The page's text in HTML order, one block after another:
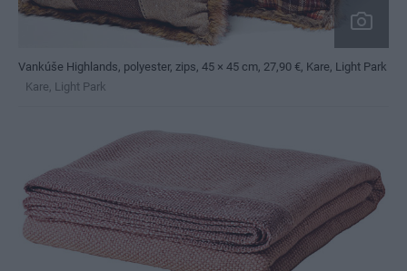
Vankúše Highlands, polyester, zips, 45 × 45 cm, 27,90 €, Kare, Light Park
Kare, Light Park